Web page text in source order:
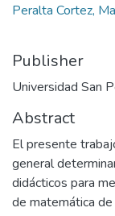
Peralta Cortez,
Publisher
Universidad San
Abstract
El presente
general
didácticos para
de matemática